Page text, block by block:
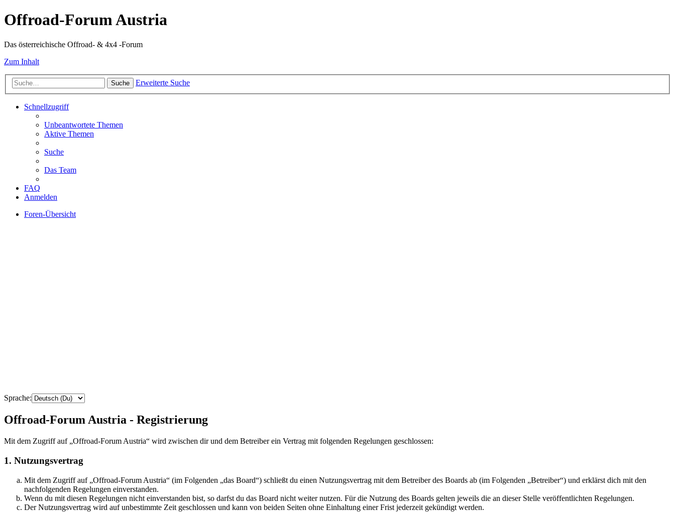
Offroad-Forum Austria
Das österreichische Offroad- & 4x4 -Forum
Zum Inhalt
Suche Erweiterte Suche
Schnellzugriff
Unbeantwortete Themen
Aktive Themen
Suche
Das Team
FAQ
Anmelden
Foren-Übersicht
Sprache:
Offroad-Forum Austria - Registrierung
Mit dem Zugriff auf „Offroad-Forum Austria“ wird zwischen dir und dem Betreiber ein Vertrag mit folgenden Regelungen geschlossen:
1. Nutzungsvertrag
Mit dem Zugriff auf „Offroad-Forum Austria“ (im Folgenden „das Board“) schließt du einen Nutzungsvertrag mit dem Betreiber des Boards ab (im Folgenden „Betreiber“) und erklärst dich mit den
nachfolgenden Regelungen einverstanden.
Wenn du mit diesen Regelungen nicht einverstanden bist, so darfst du das Board nicht weiter nutzen. Für die Nutzung des Boards gelten jeweils die an dieser Stelle veröffentlichten Regelungen.
Der Nutzungsvertrag wird auf unbestimmte Zeit geschlossen und kann von beiden Seiten ohne Einhaltung einer Frist jederzeit gekündigt werden.